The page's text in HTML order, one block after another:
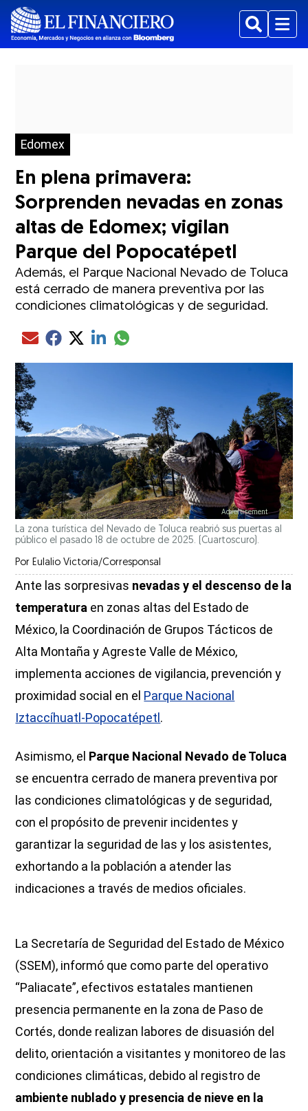
BuscarMenu
Edomex
En plena primavera:
Sorprenden nevadas en zonas
altas de Edomex; vigilan
Parque del Popocatépetl
Además, el Parque Nacional Nevado de Toluca
está cerrado de manera preventiva por las
condiciones climatológicas y de seguridad.
Compartir el artículo actual mediante Email
Compartir el artículo actual mediante Facebook
Compartir el artículo actual mediante Twitter
Compartir el artículo actual mediante LinkedIn
Compartir el artículo actual mediante
La zona turística del Nevado de Toluca reabrió sus puertas al
público el pasado 18 de octubre de 2025. (Cuartoscuro).
Por Eulalio Victoria/Corresponsal
Ante las sorpresivas nevadas y el descenso de la
temperatura en zonas altas del Estado de
México, la Coordinación de Grupos Tácticos de
Alta Montaña y Agreste Valle de México,
implementa acciones de vigilancia, prevención y
proximidad social en el Parque Nacional
Iztaccíhuatl-Popocatépetl.
Asimismo, el Parque Nacional Nevado de Toluca
se encuentra cerrado de manera preventiva por
las condiciones climatológicas y de seguridad,
con el propósito de prevenir incidentes y
garantizar la seguridad de las y los asistentes,
exhortando a la población a atender las
indicaciones a través de medios oficiales.
La Secretaría de Seguridad del Estado de México
(SSEM), informó que como parte del operativo
“Paliacate”, efectivos estatales mantienen
presencia permanente en la zona de Paso de
Cortés, donde realizan labores de disuasión del
delito, orientación a visitantes y monitoreo de las
condiciones climáticas, debido al registro de
ambiente nublado y presencia de nieve en la